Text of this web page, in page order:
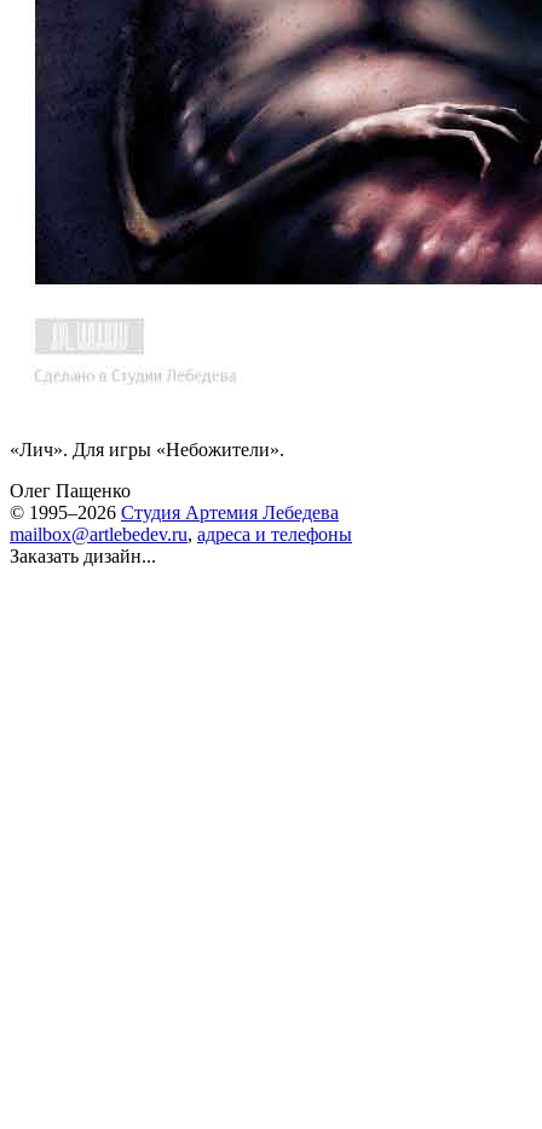
«Лич». Для игры «Небожители».
Олег Пащенко
© 1995–2026 Студия Артемия Лебедева
mailbox@artlebedev.ru, адреса и телефоны
Заказать дизайн...